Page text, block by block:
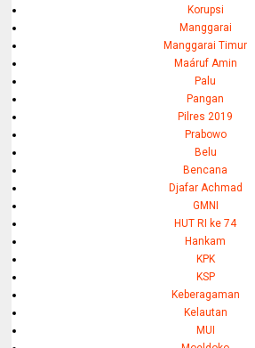
Korupsi
Manggarai
Manggarai Timur
Maáruf Amin
Palu
Pangan
Pilres 2019
Prabowo
Belu
Bencana
Djafar Achmad
GMNI
HUT RI ke 74
Hankam
KPK
KSP
Keberagaman
Kelautan
MUI